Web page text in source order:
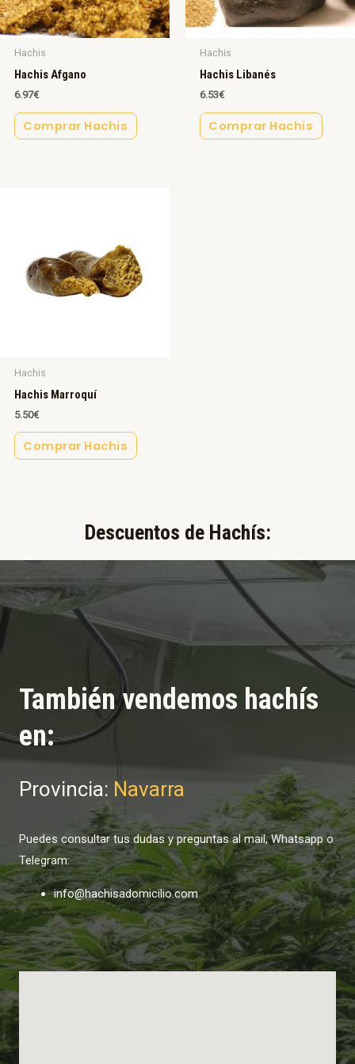
Hachis
Hachis Afgano
6.97€
Comprar Hachis
Hachis
Hachis Libanés
6.53€
Comprar Hachis
Hachis
Hachis Marroquí
5.50€
Comprar Hachis
Descuentos de Hachís:​
También vendemos hachís
en:
Provincia: Navarra
Puedes consultar tus dudas y preguntas al mail, Whatsapp o
Telegram:
info@hachisadomicilio.com